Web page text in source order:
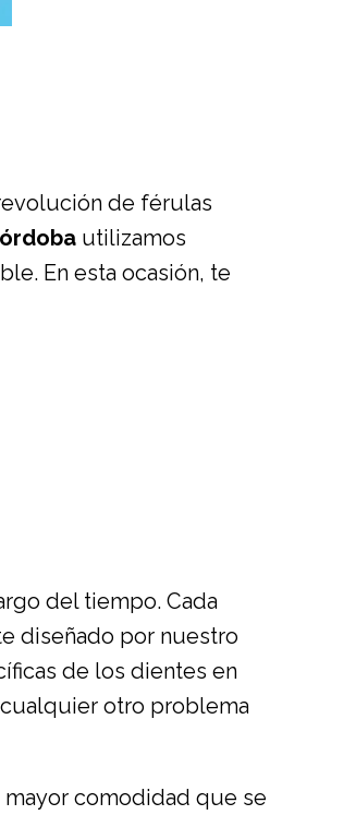
de férulas
utilizamos
En esta ocasión, te
del tiempo. Cada
diseñado por nuestro
de los dientes en
otro problema
comodidad que se